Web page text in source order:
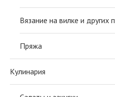
Вязание на вилке и других
Пряжа
Кулинария